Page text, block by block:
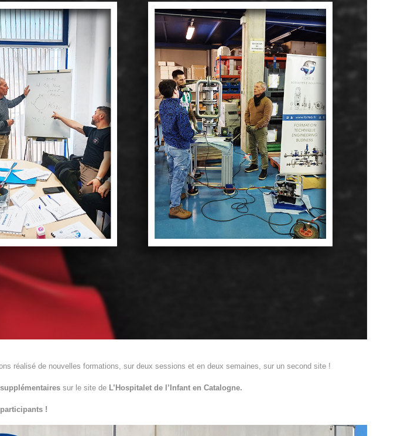
réalisé de nouvelles formations, sur deux sessions et en deux semaines, sur un second site !
sur le site de L’Hospitalet de l’Infant en Catalogne.
!